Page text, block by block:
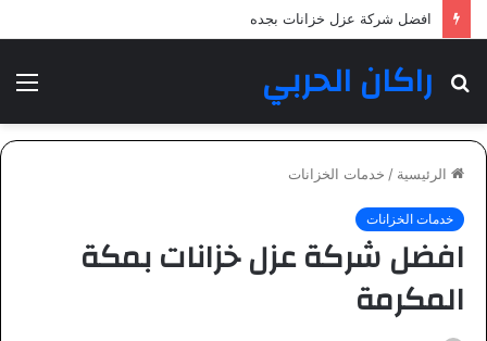
شركة عزل خزانات بمكة المكرمة
راكان الحربيبحث
الرئيسية / خدمات الخزانات
خدمات الخزانات
افضل شركة عزل خزانات بمكة
المكرمة